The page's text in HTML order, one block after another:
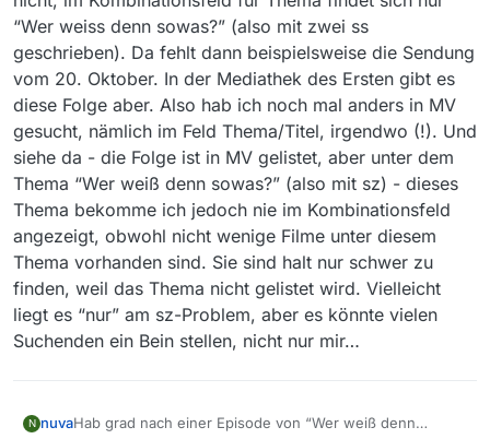
“Wer weiss denn sowas?” (also mit zwei ss
geschrieben). Da fehlt dann beispielsweise die Sendung
vom 20. Oktober. In der Mediathek des Ersten gibt es
diese Folge aber. Also hab ich noch mal anders in MV
gesucht, nämlich im Feld Thema/Titel, irgendwo (!). Und
siehe da - die Folge ist in MV gelistet, aber unter dem
Thema “Wer weiß denn sowas?” (also mit sz) - dieses
Thema bekomme ich jedoch nie im Kombinationsfeld
angezeigt, obwohl nicht wenige Filme unter diesem
Thema vorhanden sind. Sie sind halt nur schwer zu
finden, weil das Thema nicht gelistet wird. Vielleicht
liegt es “nur” am sz-Problem, aber es könnte vielen
Suchenden ein Bein stellen, nicht nur mir…
N nuvaHab grad nach einer Episode von “Wer weiß denn